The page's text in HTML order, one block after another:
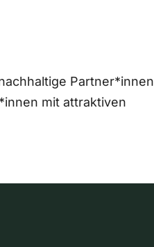
Partner*innen
mit attraktiven